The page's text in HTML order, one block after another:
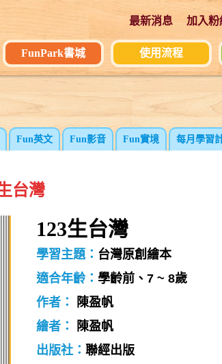
最新消息 加入粉
FunPark書城 使用流程
Fun英文 Fun影音 Fun實境 每月學習
台灣
123生台灣
學習主題： 台灣原創繪本
適合年齡： 學齡前、7 ~ 8歲
作者：
陳盈帆
繪者：
陳盈帆
出版社： 聯經出版